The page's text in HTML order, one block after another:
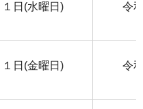
日(水曜日) 令
日(金曜日) 令